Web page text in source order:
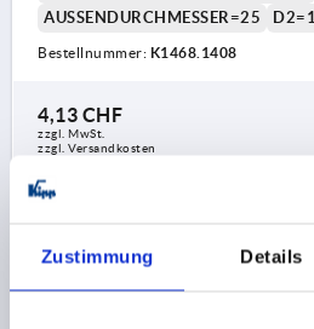
Zustimmung Details
AUSSENDURCHMESSER=25
Bestellnummer: K1468.1408
4,13 CHF
zzgl. MwSt.
zzgl. Versandkosten